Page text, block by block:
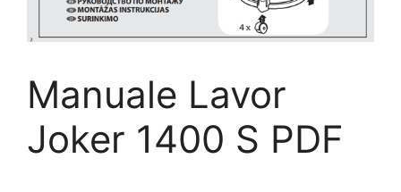
Manuale Lavor
Joker 1400 S PDF